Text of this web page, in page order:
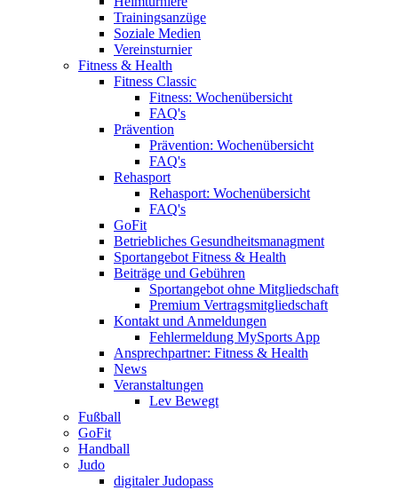
Trainingsanzüge
Soziale Medien
Vereinsturnier
Fitness & Health
Fitness Classic
Fitness: Wochenübersicht
FAQ's
Prävention
Prävention: Wochenübersicht
FAQ's
Rehasport
Rehasport: Wochenübersicht
FAQ's
GoFit
Betriebliches Gesundheitsmanagment
Sportangebot Fitness & Health
Beiträge und Gebühren
Sportangebot ohne Mitgliedschaft
Premium Vertragsmitgliedschaft
Kontakt und Anmeldungen
Fehlermeldung MySports App
Ansprechpartner: Fitness & Health
News
Veranstaltungen
Lev Bewegt
Fußball
GoFit
Handball
Judo
digitaler Judopass